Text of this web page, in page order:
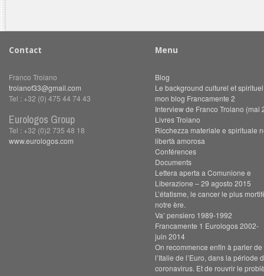
Contact
Franco Troiano
troianof33@gmail.com
Tel : +32 (0) 475 44 74 43
Eurologos Group
Tel : +32 (0)2 735 48 18
www.eurologos.com
Menu
Blog
Le background culturel et
mon blog Francamente 2
Interview de Franco Troiano (mai
Livres Troiano
Ricchezza materiale e spirituale
libertà amorosa
Conférences
Documents
Lettera aperta a Comunione e
Liberazione – 29 agosto 2015
L’étatisme, le cancer le plus
notre ère.
Va’ pensiero 1989-1992
Francamente 1 Eurologos 2002-
juin 2014
On recommence enfin à parler de
l’Italie de l’Euro, dans la période
coronavirus. Et de rouvrir le